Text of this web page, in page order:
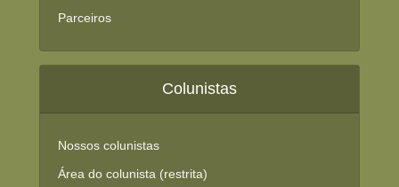
Parceiros
Colunistas
Nossos colunistas
Área do colunista (restrita)